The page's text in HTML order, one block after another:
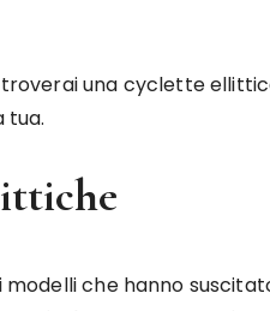
una cyclette
tua.
modelli che hanno